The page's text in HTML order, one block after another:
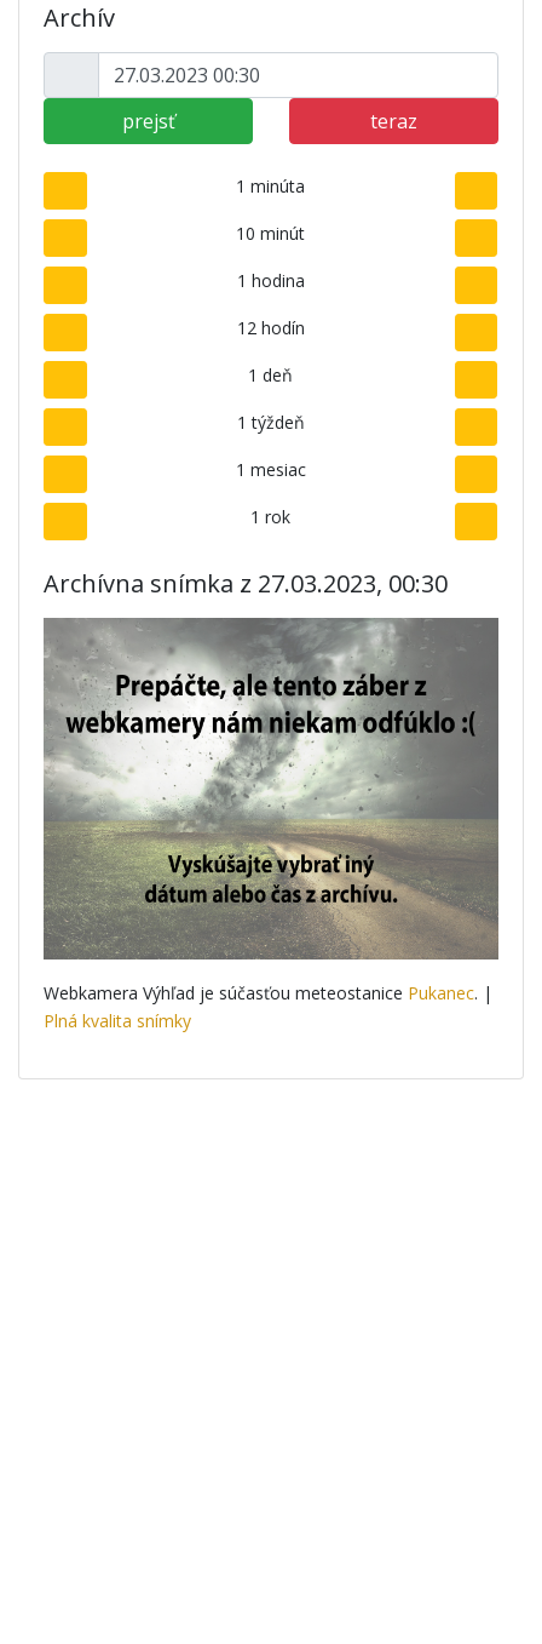
Archív
prejsť teraz
1 minúta
10 minút
1 hodina
12 hodín
1 deň
1 týždeň
1 mesiac
1 rok
Archívna snímka z 27.03.2023, 00:30
Webkamera Výhľad je súčasťou meteostanice Pukanec. |
Plná kvalita snímky